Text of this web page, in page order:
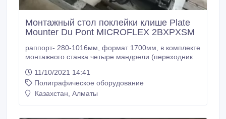
Монтажный стол поклейки клише Plate
Mounter Du Pont MICROFLEX 2BXPXSM
раппорт- 280-1016мм, формат 1700мм, в комплекте
монтажного станка четыре мандрели (переходника)
185мм. Длина рабочая 1280мм. размеры
посадочных шеек консоли для мандрелей --мм и ---
мм, Габариты станка 2930*910*1690. Вес 2200кг
11/10/2021 14:41
Полиграфическое оборудование
Казахстан, Алматы